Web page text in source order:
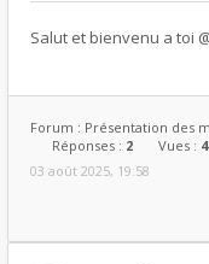
Salut et bienvenu a toi
Forum : Présentation des
Réponses : 2 Vues :
03 août 2025, 19:58